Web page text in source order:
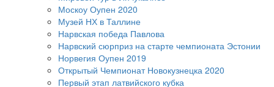
Москоу Оупен 2020
Музей НХ в Таллине
Нарвская победа Павлова
Нарвский сюрприз на старте чемпионата Эстонии
Норвегия Оупен 2019
Открытый Чемпионат Новокузнецка 2020
Первый этап латвийского кубка